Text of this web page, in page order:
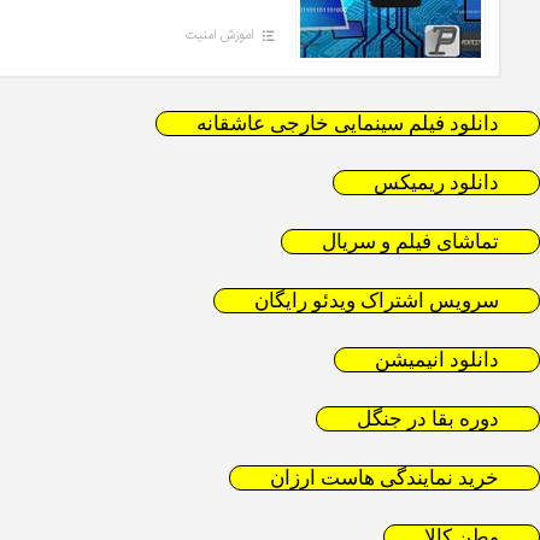
آموزش امنیت
دانلود فیلم سینمایی خارجی عاشقانه
دانلود ریمیکس
تماشای فیلم و سریال
سرویس اشتراک ویدئو رایگان
دانلود انیمیشن
دوره بقا در جنگل
خرید نمایندگی هاست ارزان